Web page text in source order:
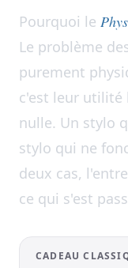
Pourquoi le
Le problème
purement
c'est leur
nulle. Un stylo
stylo qui ne
deux cas,
ce qui s'est
CADEAU